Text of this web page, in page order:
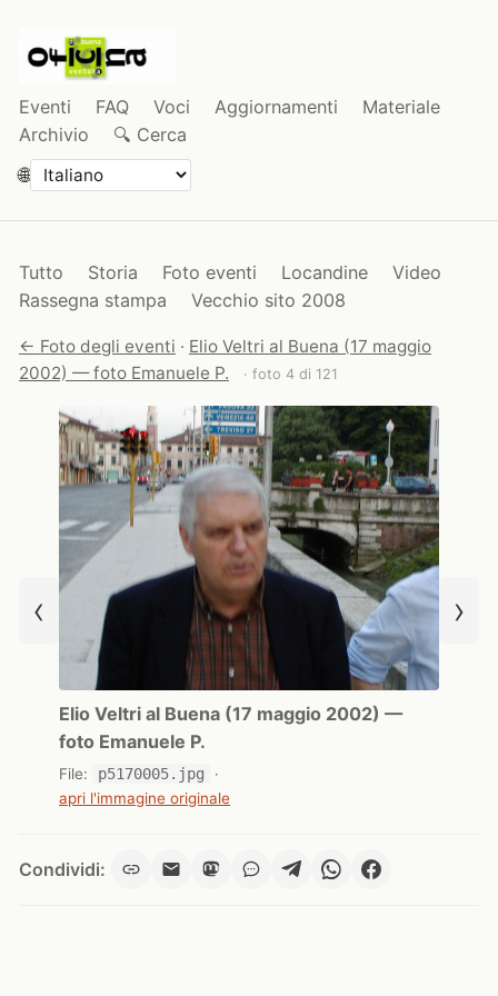
Eventi FAQ Voci Aggiornamenti
Materiale
Archivio
🔍 Cerca
🌐
Tutto Storia Foto eventi Locandine
Video
Rassegna stampa
Vecchio sito 2008
← Foto degli eventi · Elio Veltri al Buena (17 maggio
2002) — foto Emanuele P.
· foto 4 di 121
‹
Elio Veltri al Buena (17 maggio 2002) —
foto Emanuele P.
File: p5170005.jpg
·
apri l'immagine originale
›
Condividi: